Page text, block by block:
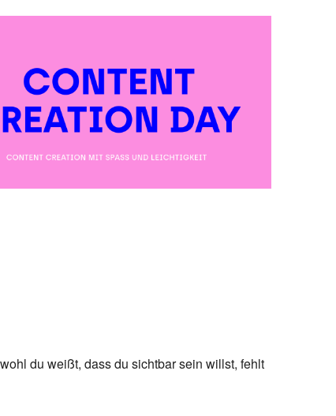
Office 365
du weißt, dass du sichtbar sein willst, fehlt